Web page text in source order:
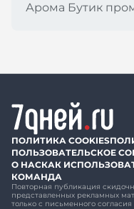
Арома Бутик
ПОЛИТИКА COOKIES
ПОЛЬЗОВАТЕЛЬСКОЕ
О НАСКАК
КОМАНДА
Повторная публикация
представленных рекламных
только с письменного